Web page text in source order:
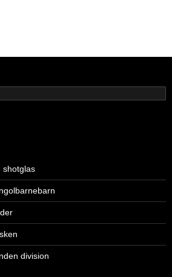
shotglas
division